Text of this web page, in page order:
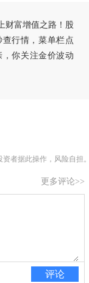
财富增值之路！股
行情，菜单栏点
，你关注金价波动
者据此操作，风险自担。
更多评论>>
评论